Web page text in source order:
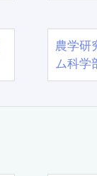
農学
ム科学